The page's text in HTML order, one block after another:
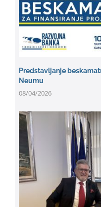
Predstavljanje
Neumu
08/04/2026